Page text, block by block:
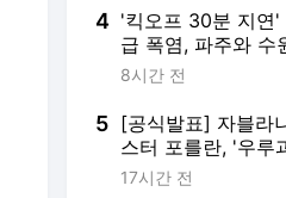
4 '킥오프 30분 지연'
급 폭염, 파주와 수
가 물러설 수 없는
8시간 전
5 [공식발표] 자블라
스터 포를란, '우루
마스터' 됐다… 9월
17시간 전